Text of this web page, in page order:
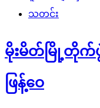
သတင်း
မိုးမိတ်မြို့တိုက်ပွဲ
ဖြန့်ဝေ